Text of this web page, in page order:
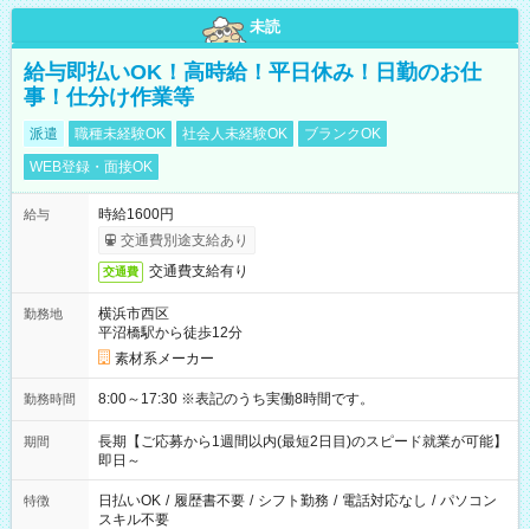
未読
給与即払いOK！高時給！平日休み！日勤のお仕
事！仕分け作業等
派遣 職種未経験OK 社会人未経験OK
ブランクOK
WEB登録・面接OK
給与
時給1600円
交通費別途支給あり
交通費 交通費支給有り
勤務地
横浜市西区
平沼橋駅から徒歩12分
素材系メーカー
勤務時間 8:00～17:30 ※表記のうち実働8時間です。
期間
長期【ご応募から1週間以内(最短2日目)のスピード就業が可能】
即日～
特徴 日払いOK / 履歴書不要 / シフト勤務 / 電話対応なし / パソコン
スキル不要